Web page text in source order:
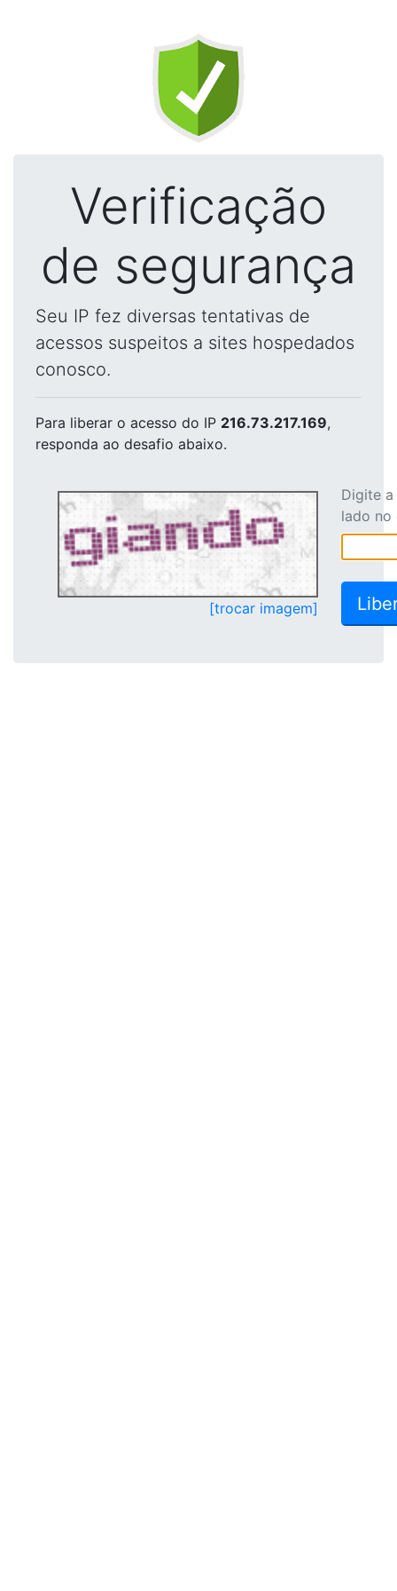
Verificação
de segurança
Seu IP fez diversas tentativas de
acessos suspeitos a sites hospedados
conosco.
Para liberar o acesso do IP 216.73.217.169,
responda ao desafio abaixo.
[trocar imagem]
Digite
lado no